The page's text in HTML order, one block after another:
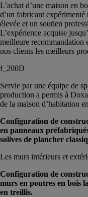
L’achat d’une maison en
d’un fabricant
élevée et un soutien
L’expérience acquise
meilleure recommandation
nos clients les meilleurs
f_200D
Servie par une équipe de
production a permis à
de la maison d’habitation
Configuration de
en panneaux
solives de plancher
Les murs intérieurs et
Configuration de
murs en poutres en bois
en treillis.